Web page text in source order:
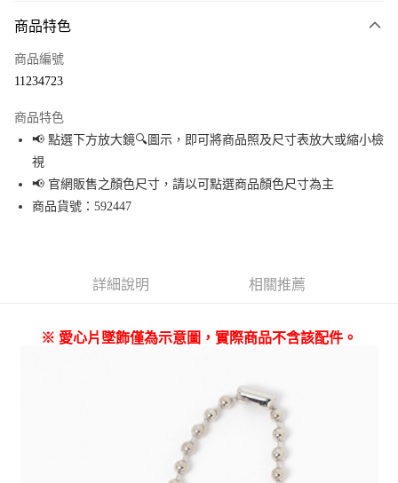
信用卡一次付款
Apple Pay
街口支付
悠遊付
【大哥付你分期使用說明】
流程，驗證手機門號後，選擇欲分期的期數、繳款截止日，確認付款後即完
3.實際核准額度、可分期數及費用金額請依後續交易確認頁面所載為準。
4.訂單成立30分鐘內，如未前往確認交易或遇審核未通過，訂單將自動取
消。如遇「轉專審核」未通過狀況，表示未達大哥付你分期系統評分，恕無
AFTEE先享後付是「在收到商品之後才付款」的支付方式。 讓您購物簡單便
１．簡單：不需註冊會員、不需綁卡、不需儲值。
２．便利：只要手機號碼，簡訊認證，即可結帳。
３．安心：先確認商品／服務後，再付款。
每筆NT$80，滿NT$888(含以上)免運費
商品特色
商品編號
11234723
商品特色
📢 點選下方放大鏡🔍圖示，即可將商品照及尺寸表放大或縮小檢
視
📢 官網販售之顏色尺寸，請以可點選商品顏色尺寸為主
商品貨號：592447
詳細說明 相關推薦
※ 愛心片墜飾僅為示意圖，實際商品不含該配件。